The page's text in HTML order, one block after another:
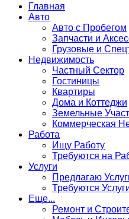
Главная
Авто
Авто с Пробегом
Запчасти и
Грузовые и
Недвижимость
Частный Сектор
Гостиницы
Квартиры
Дома и Коттеджи
Земельные
Коммерческая
Работа
Ищу Работу
Требуются на
Услуги
Предлагаю
Требуются
Еще...
Ремонт и